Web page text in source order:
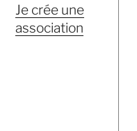
Je crée une
association